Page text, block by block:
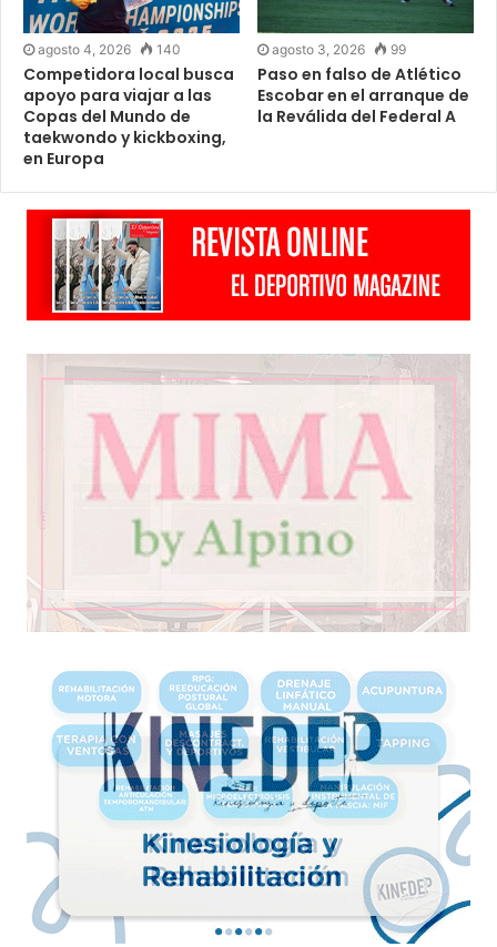
agosto 4, 2026 140
Competidora local busca
apoyo para viajar a las
Copas del Mundo de
taekwondo y kickboxing,
en Europa
agosto 3, 2026 99
Paso en falso de Atlético
Escobar en el arranque de
la Reválida del Federal A